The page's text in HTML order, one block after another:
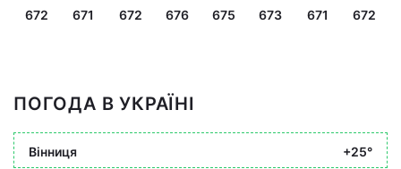
672 671 672 676 675 673 671 672
ПОГОДА В УКРАЇНІ
Вінниця +25°